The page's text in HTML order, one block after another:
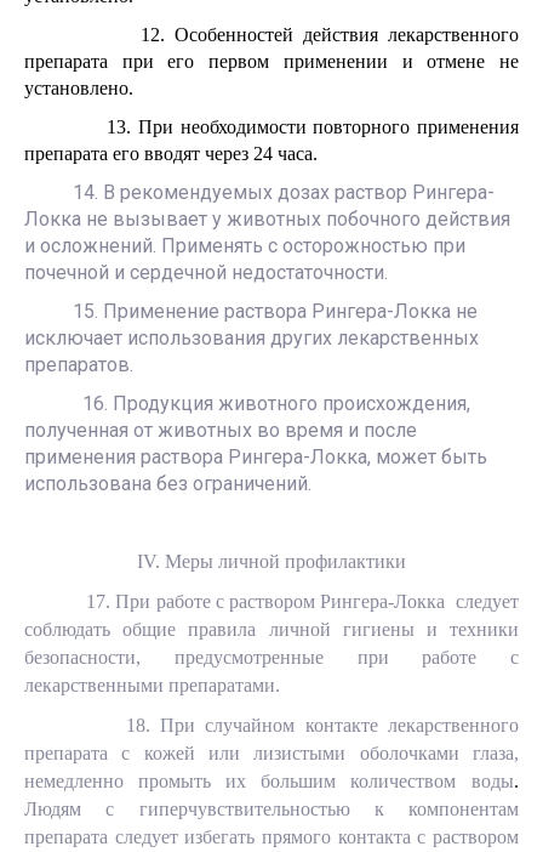
12. Особенностей действия лекарственного
препарата при его первом применении и отмене не
установлено.
13. При необходимости повторного применения
препарата его вводят через 24 часа.
14. В рекомендуемых дозах раствор Рингера-
Локка не вызывает у животных побочного действия
и осложнений. Применять с осторожностью при
почечной и сердечной недостаточности.
15. Применение раствора Рингера-Локка не
исключает использования других лекарственных
препаратов.
16. Продукция животного происхождения,
полученная от животных во время и после
применения раствора Рингера-Локка, может быть
использована без ограничений.
IV. Меры личной профилактики
17. При работе с раствором Рингера-Локка следует
соблюдать общие правила личной гигиены и техники
безопасности, предусмотренные при работе с
лекарственными препаратами.
18. При случайном контакте лекарственного
препарата с кожей или лизистыми оболочками глаза,
немедленно промыть их большим количеством воды.
Людям с гиперчувствительностью к компонентам
препарата следует избегать прямого контакта с раствором